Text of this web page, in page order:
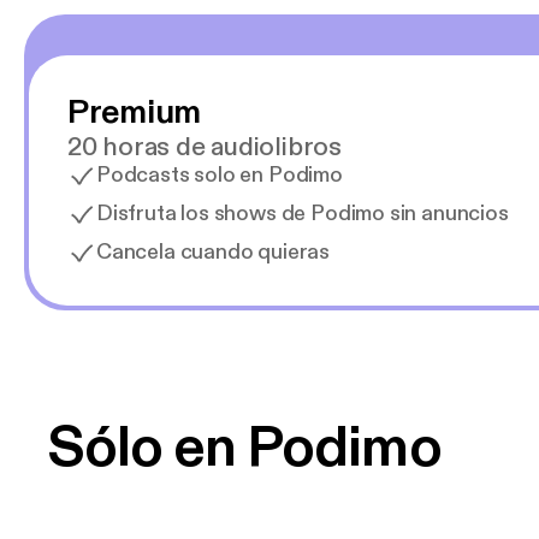
Premium
20 horas de audiolibros
Podcasts solo en Podimo
Disfruta los shows de Podimo sin anuncios
Cancela cuando quieras
Sólo en Podimo